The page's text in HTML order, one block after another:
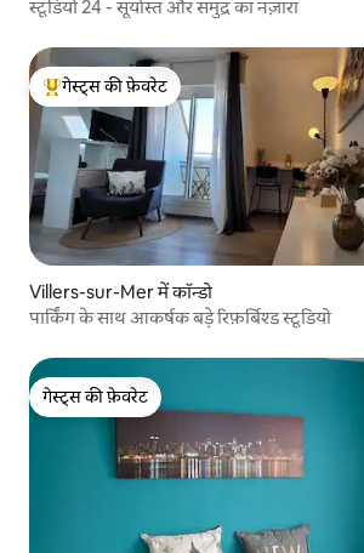
स्टूडियो 24 - सूर्यास्त और समुद्र का नज़ारा
गेस्ट्स का टॉप फ़ेवरेट
गेस्ट्स की फ़ेवरेट
Villers-sur-Mer में कॉन्डो
पार्किंग के साथ आकर्षक बड़े रिफ़र्बिश्ड स्टूडियो
गेस्ट्स की फ़ेवरेट
गेस्ट्स की फ़ेवरेट